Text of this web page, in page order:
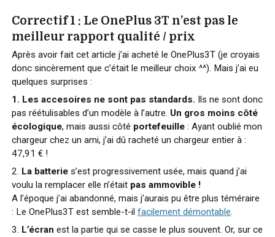
Correctif 1 : Le OnePlus 3T n’est pas le
meilleur rapport qualité / prix
Après avoir fait cet article j’ai acheté le OnePlus3T (je croyais
donc sincèrement que c’était le meilleur choix ^^). Mais j’ai eu
quelques surprises :
1. Les accesoires ne sont pas standards. Ils ne sont donc
pas réétulisables d’un modèle à l’autre. Un gros moins côté
écologique, mais aussi côté portefeuille: Ayant oublié mon
chargeur chez un ami, j’ai dû racheté un chargeur entier à :
47,91 € !
2. La batteries’est progressivement usée, mais quand j’ai
voulu la remplacer elle n’était pas ammovible !
A l’époque j’ai abandonné, mais j’aurais pu être plus téméraire
: Le OnePlus3T est semble-t-il facilement démontable.
3. L’écran est la partie qui se casse le plus souvent. Or, sur ce